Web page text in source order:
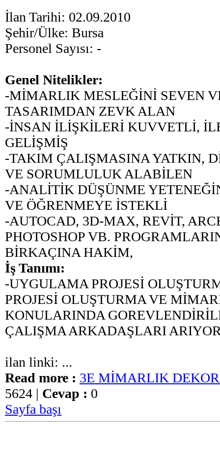
İlan Tarihi: 02.09.2010
Şehir/Ülke: Bursa
Personel Sayısı: -
Genel Nitelikler:
-MİMARLIK MESLEĞİNİ SEVEN
TASARIMDAN ZEVK ALAN
-İNSAN İLİŞKİLERİ KUVVETLİ,
GELİŞMİŞ
-TAKIM ÇALIŞMASINA YATKIN,
VE SORUMLULUK ALABİLEN
-ANALİTİK DÜŞÜNME
VE ÖĞRENMEYE İSTEKLİ
-AUTOCAD, 3D-MAX, REVİT,
PHOTOSHOP VB.
BİRKAÇINA HAKİM,
İş Tanımı:
-UYGULAMA PROJESİ
PROJESİ OLUŞTURMA VE
KONULARINDA
ÇALIŞMA ARKADAŞLARI
ilan linki: ...
Read more : 3E MİMARLIK
5624 | Cevap : 0
Sayfa başı